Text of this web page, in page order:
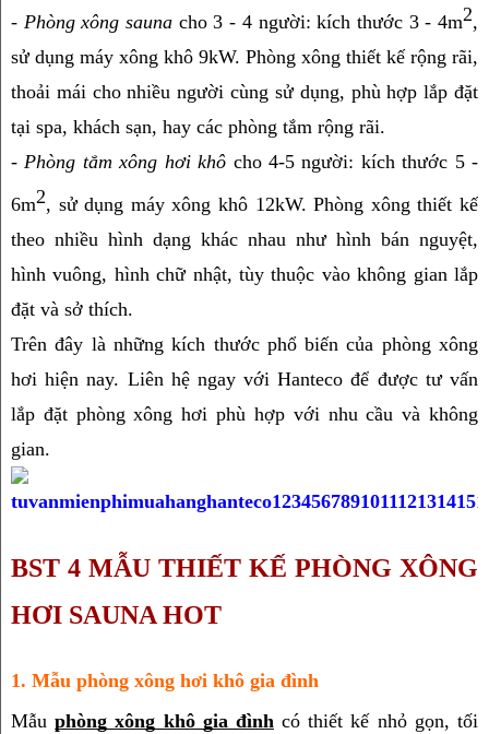
- Phòng xông sauna cho 3 - 4 người: kích thước 3 - 4m2,
sử dụng máy xông khô 9kW. Phòng xông thiết kế rộng rãi,
thoải mái cho nhiều người cùng sử dụng, phù hợp lắp đặt
tại spa, khách sạn, hay các phòng tắm rộng rãi.
- Phòng tắm xông hơi khô cho 4-5 người: kích thước 5 -
6m2, sử dụng máy xông khô 12kW. Phòng xông thiết kế
theo nhiều hình dạng khác nhau như hình bán nguyệt,
hình vuông, hình chữ nhật, tùy thuộc vào không gian lắp
đặt và sở thích.
Trên đây là những kích thước phổ biến của phòng xông
hơi hiện nay. Liên hệ ngay với Hanteco để được tư vấn
lắp đặt phòng xông hơi phù hợp với nhu cầu và không
gian.
BST 4 MẪU THIẾT KẾ PHÒNG XÔNG
HƠI SAUNA HOT
1. Mẫu phòng xông hơi khô gia đình
Mẫu phòng xông khô gia đình có thiết kế nhỏ gọn, tối